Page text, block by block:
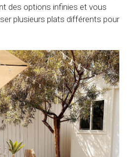
des options infinies et vous
plusieurs plats différents pour